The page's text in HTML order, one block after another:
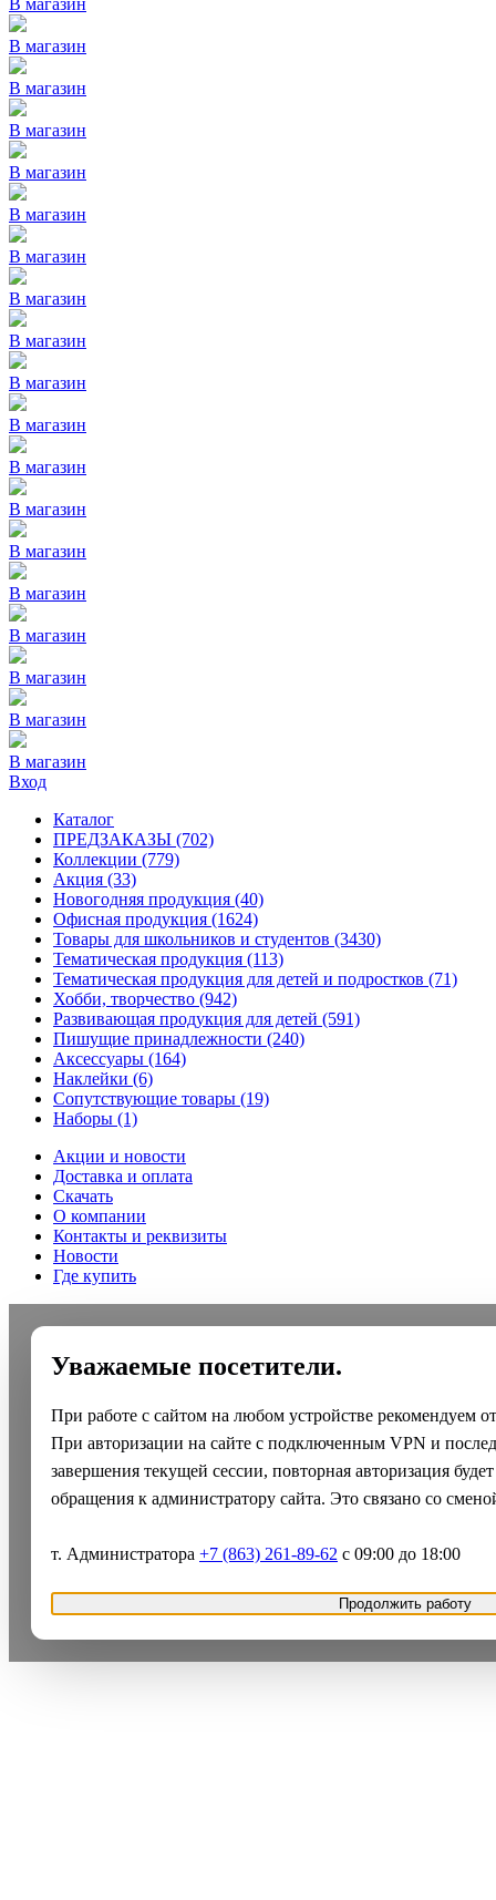
В магазин
В магазин
В магазин
В магазин
В магазин
В магазин
В магазин
В магазин
В магазин
В магазин
В магазин
В магазин
В магазин
В магазин
В магазин
В магазин
В магазин
В магазин
Вход
Каталог
ПРЕДЗАКАЗЫ (702)
Коллекции (779)
Акция (33)
Новогодняя продукция (40)
Офисная продукция (1624)
Товары для школьников и студентов (3430)
Тематическая продукция (113)
Тематическая продукция для детей и подростков (71)
Хобби, творчество (942)
Развивающая продукция для детей (591)
Пишущие принадлежности (240)
Аксессуары (164)
Наклейки (6)
Сопутствующие товары (19)
Наборы (1)
Акции и новости
Доставка и оплата
Скачать
О компании
Контакты и реквизиты
Новости
Где купить
Уважаемые посетители.
При работе с сайтом на любом устройстве рекомендуем
При авторизации на сайте с подключенным VPN и
завершения текущей сессии, повторная авторизация
обращения к администратору сайта. Это связано со
т. Администратора +7 (863) 261-89-62 с 09:00 до 18:00
Продолжить работу